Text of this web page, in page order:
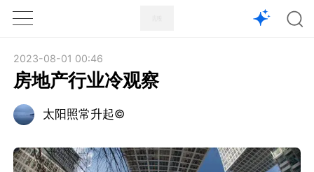
1X
2023-08-01 00:46
房地产行业冷观察
太阳照常升起©